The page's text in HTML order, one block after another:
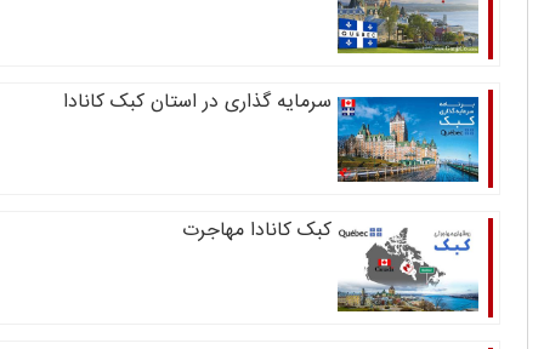
سرمایه گذاری در استان کبک کانادا
کبک کانادا مهاجرت